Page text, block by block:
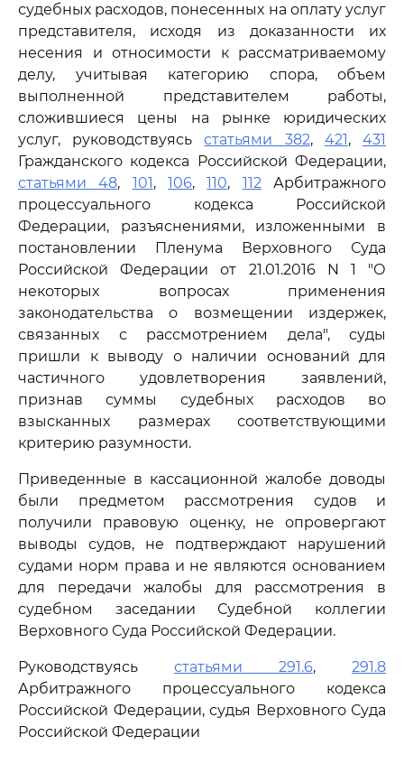
судебных расходов, понесенных на оплату услуг
представителя, исходя из доказанности их
несения и относимости к рассматриваемому
делу, учитывая категорию спора, объем
выполненной представителем работы,
сложившиеся цены на рынке юридических
услуг, руководствуясьстатьями 382, 421,431
Гражданского кодекса Российской Федерации,
статьями 48, 101,106,110, 112Арбитражного
процессуального кодекса Российской
Федерации, разъяснениями, изложенными в
постановлении Пленума Верховного Суда
Российской Федерации от 21.01.2016 N 1 "О
некоторых вопросах применения
законодательства о возмещении издержек,
связанных с рассмотрением дела", суды
пришли к выводу о наличии оснований для
частичного удовлетворения заявлений,
признав суммы судебных расходов во
взысканных размерах соответствующими
критерию разумности.
Приведенные в кассационной жалобе доводы
были предметом рассмотрения судов и
получили правовую оценку, не опровергают
выводы судов, не подтверждают нарушений
судами норм права и не являются основанием
для передачи жалобы для рассмотрения в
судебном заседании Судебной коллегии
Верховного Суда Российской Федерации.
Руководствуясь статьями 291.6, 291.8
Арбитражного процессуального кодекса
Российской Федерации, судья Верховного Суда
Российской Федерации